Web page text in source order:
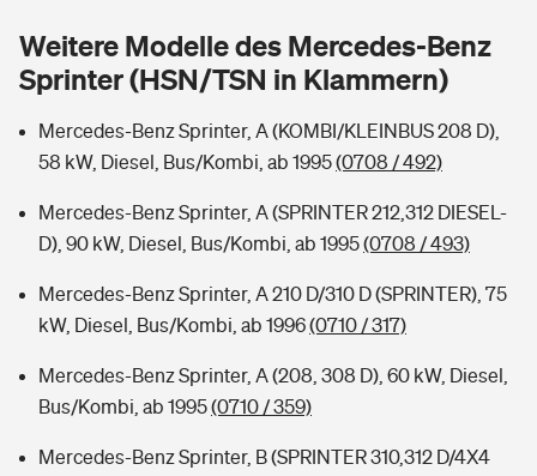
Hochwasser-Check: Wie gefährdet ist Ihr Haus?
Wer versichert was: Jetzt Versicherer finden
Sie haben Fragen?
Private Cyberversicherung
Musikinstrumentenversicherung
Zur Übersicht
Tools
Kinderunfall-Check: Mehr Sicherheit für deine Kids
Typklassen: So ist Ihr Auto eingestuft
Sie haben Fragen?
Rentenrechner: Wie viel Geld bekomme ich im Alter?
Weitere Modelle des Mercedes-Benz
Sprinter (HSN/TSN in Klammern)
Mercedes-Benz Sprinter, A (KOMBI/KLEINBUS 208 D),
58 kW, Diesel, Bus/Kombi, ab 1995(0708 / 492)
Mercedes-Benz Sprinter, A (SPRINTER 212,312 DIESEL-
D), 90 kW, Diesel, Bus/Kombi, ab 1995(0708 / 493)
Mercedes-Benz Sprinter, A 210 D/310 D (SPRINTER), 75
kW, Diesel, Bus/Kombi, ab 1996(0710 / 317)
Mercedes-Benz Sprinter, A (208, 308 D), 60 kW, Diesel,
Bus/Kombi, ab 1995(0710 / 359)
Mercedes-Benz Sprinter, B (SPRINTER 310,312 D/4X4